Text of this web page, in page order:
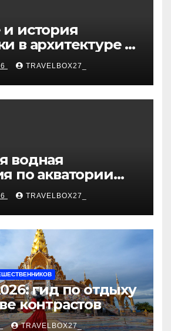
история
в архитектуре и
TRAVELBOX27_
водная
по акватории
TRAVELBOX27_
гид по отдыху
контрастов
TRAVELBOX27_